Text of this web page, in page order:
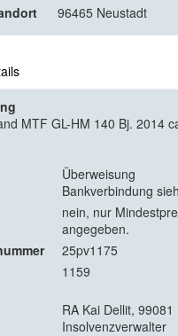
96465 Neustadt
MTF GL-HM 140 Bj. 2014
Überweisung
Bankverbindung
nein, nur
angegeben.
25pv1175
1159
RA Kai Dellit,
Insolvenzverwalter